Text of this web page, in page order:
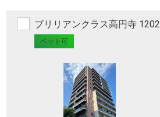
ブリリアンクラス高円寺 1202
ペット可